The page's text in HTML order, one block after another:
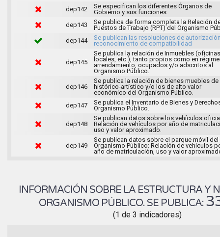
dep142
Se especifican los diferentes Órganos de
Gobierno y sus funciones.
dep143
Se publica de forma completa la Relación
Puestos de Trabajo (RPT) del Organismo
dep144
Se publican las resoluciones de
reconocimiento de compatibilidad
dep145
Se publica la relación de Inmuebles
locales, etc.), tanto propios como en
arrendamiento, ocupados y/o adscritos al
Organismo Público.
dep146
Se publica la relación de bienes muebles de
histórico-artístico y/o los de alto valor
económico del Organismo Público.
dep147
Se publica el Inventario de Bienes y
Organismo Público.
dep148
Se publican datos sobre los vehículos
Relación de vehículos por año de
uso y valor aproximado.
dep149
Se publican datos sobre el parque móvil del
Organismo Público: Relación de vehículos
año de matriculación, uso y valor
INFORMACIÓN SOBRE LA ESTRUCTURA Y
ORGANISMO PÚBLICO. SE PUBLICA:
(1 de 3 indicadores)